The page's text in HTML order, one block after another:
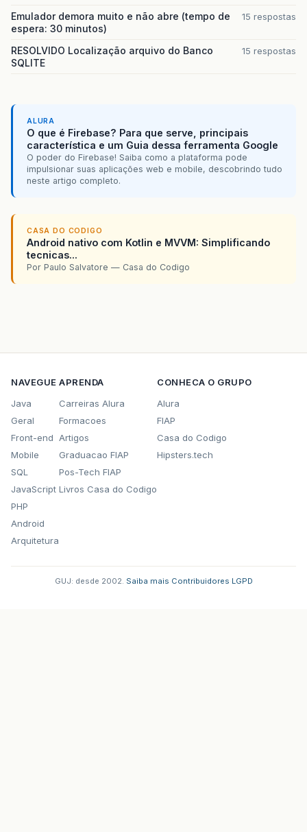
Emulador demora muito e não abre (tempo de
espera: 30 minutos)
15 respostas
RESOLVIDO Localização arquivo do Banco
SQLITE
15 respostas
ALURA
O que é Firebase? Para que serve, principais
característica e um Guia dessa ferramenta Google
O poder do Firebase! Saiba como a plataforma pode
impulsionar suas aplicações web e mobile, descobrindo tudo
neste artigo completo.
CASA DO CODIGO
Android nativo com Kotlin e MVVM: Simplificando
tecnicas...
Por Paulo Salvatore — Casa do Codigo
NAVEGUE
Java
Geral
Front-end
Mobile
SQL
JavaScript
PHP
Android
Arquitetura
APRENDA
Carreiras Alura
Formacoes
Artigos
Graduacao FIAP
Pos-Tech FIAP
Livros Casa do Codigo
CONHECA O GRUPO
Alura
FIAP
Casa do Codigo
Hipsters.tech
GUJ: desde 2002. Saiba mais Contribuidores LGPD